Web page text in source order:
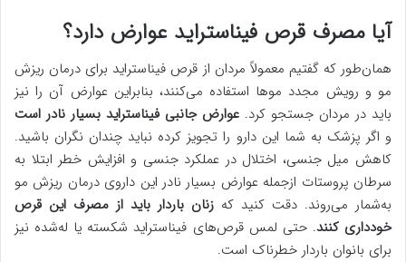
آیا مصرف قرص فیناستراید عوارض دارد؟
همان‌طور که گفتیم معمولاً مردان از قرص فیناستراید برای درمان ریزش
مو و رویش مجدد موها استفاده می‌کنند، بنابراین عوارض آن را نیز
باید در مردان جستجو کرد. عوارض جانبی فیناستراید بسیار نادر است
و اگر پزشک به شما این دارو را تجویز کرده نباید چندان نگران باشید.
کاهش میل جنسی، اختلال در عملکرد جنسی و افزایش خطر ابتلا به
سرطان پروستات ازجمله عوارض بسیار نادر این داروی درمان ریزش مو
به‌شمار می‌روند. دقت کنید که زنان باردار باید از مصرف این قرص
خودداری کنند. حتی لمس قرص‌های فیناستراید شکسته یا له‌شده نیز
برای بانوان باردار خطرناک است.